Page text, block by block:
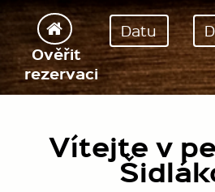
Ověřit
rezervaci
Vítejte v